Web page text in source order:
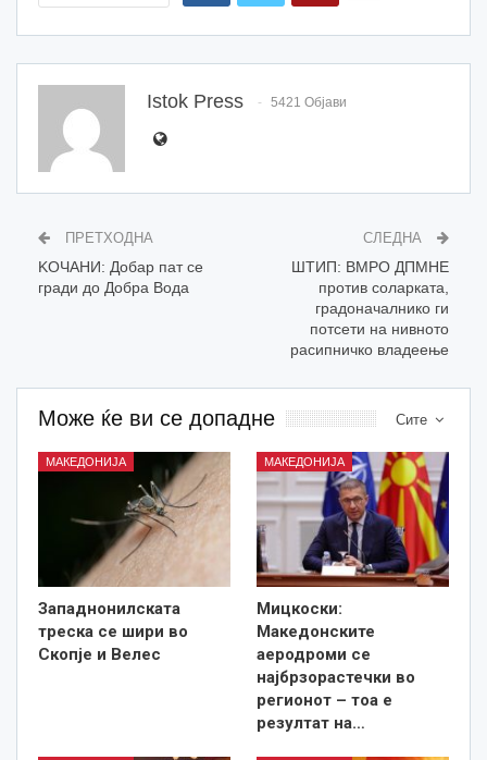
Istok Press 5421 Објави
ПРЕТХОДНА
KOЧАНИ: Добар пат се
гради до Добра Вода
СЛЕДНА
ШТИП: ВМРО ДПМНЕ
против соларката,
градоначалнико ги
потсети на нивното
расипничко владеење
Сите
Може ќе ви се допадне
МАКЕДОНИЈА
Западнонилската
треска се шири во
Скопје и Велес
МАКЕДОНИЈА
Мицкоски:
Македонските
аеродроми се
најбрзорастечки во
регионот – тоа е
резултат на…